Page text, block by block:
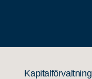
Kapitalförvaltning